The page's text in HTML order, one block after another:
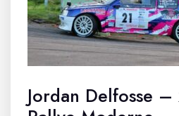
Jordan Delfosse